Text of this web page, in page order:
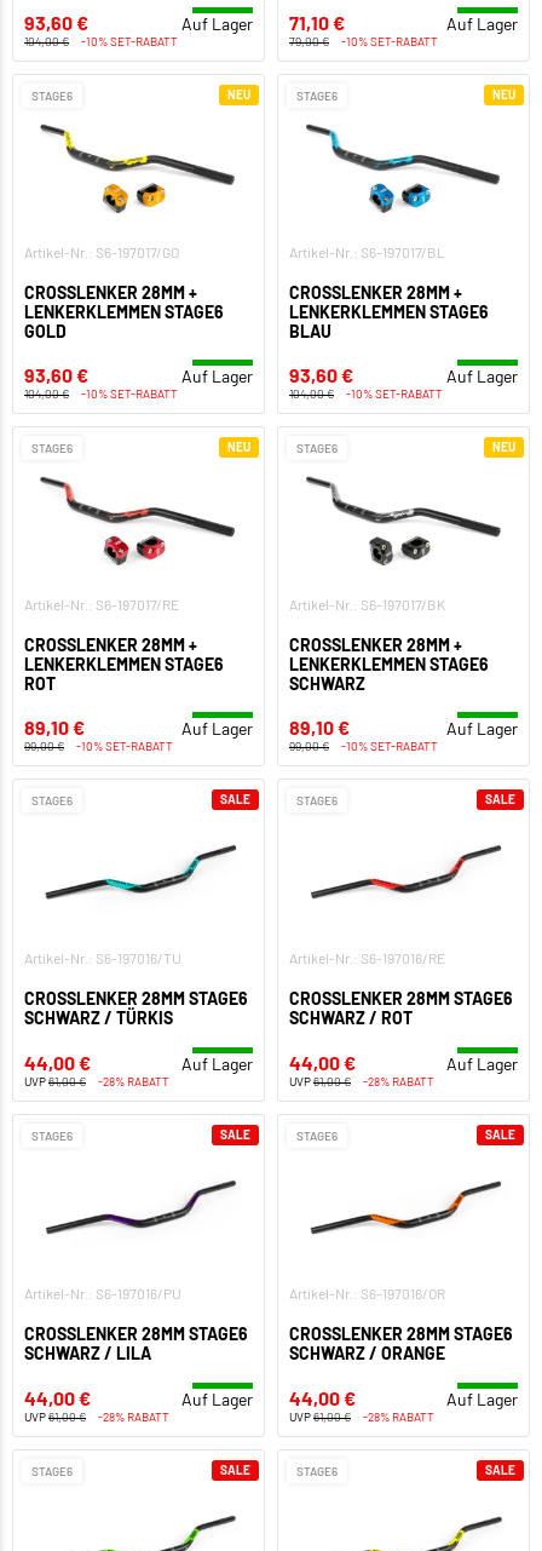
93,60 € Auf Lager
104,00 € -10% SET-RABATT
71,10 € Auf Lager
79,00 € -10% SET-RABATT
STAGE6
Artikel-Nr.: S6-197017/GO
CROSSLENKER 28MM +
LENKERKLEMMEN STAGE6
GOLD
93,60 € Auf Lager
104,00 € -10% SET-RABATT
NEU STAGE6
Artikel-Nr.: S6-197017/BL
CROSSLENKER 28MM +
LENKERKLEMMEN STAGE6
BLAU
93,60 € Auf Lager
104,00 € -10% SET-RABATT
NEU
STAGE6
Artikel-Nr.: S6-197017/RE
CROSSLENKER 28MM +
LENKERKLEMMEN STAGE6
ROT
89,10 € Auf Lager
99,00 € -10% SET-RABATT
NEU STAGE6
Artikel-Nr.: S6-197017/BK
CROSSLENKER 28MM +
LENKERKLEMMEN STAGE6
SCHWARZ
89,10 € Auf Lager
99,00 € -10% SET-RABATT
NEU
STAGE6
Artikel-Nr.: S6-197016/TU
CROSSLENKER 28MM STAGE6
SCHWARZ / TÜRKIS
44,00 € Auf Lager
UVP61,00 € -28% RABATT
SALE STAGE6
Artikel-Nr.: S6-197016/RE
CROSSLENKER 28MM STAGE6
SCHWARZ / ROT
44,00 € Auf Lager
UVP61,00 € -28% RABATT
SALE
STAGE6
Artikel-Nr.: S6-197016/PU
CROSSLENKER 28MM STAGE6
SCHWARZ / LILA
44,00 € Auf Lager
UVP61,00 € -28% RABATT
SALE STAGE6
Artikel-Nr.: S6-197016/OR
CROSSLENKER 28MM STAGE6
SCHWARZ / ORANGE
44,00 € Auf Lager
UVP61,00 € -28% RABATT
SALE
STAGE6 SALE STAGE6 SALE